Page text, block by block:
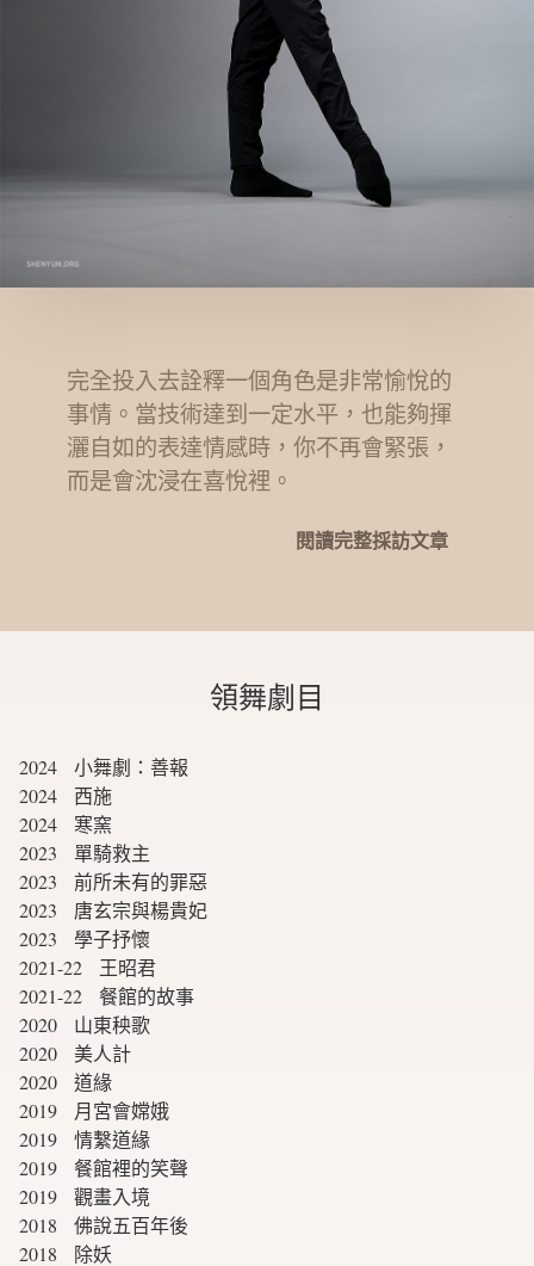
完全投入去詮釋一個角色是非常愉悅的
事情。當技術達到一定水平，也能夠揮
灑自如的表達情感時，你不再會緊張，
而是會沈浸在喜悅裡。
閱讀完整採訪文章
領舞劇目
2024 小舞劇：善報
2024 西施
2024 寒窯
2023 單騎救主
2023 前所未有的罪惡
2023 唐玄宗與楊貴妃
2023 學子抒懷
2021-22 王昭君
2021-22 餐館的故事
2020 山東秧歌
2020 美人計
2020 道緣
2019 月宮會嫦娥
2019 情繫道緣
2019 餐館裡的笑聲
2019 觀畫入境
2018 佛說五百年後
2018 除妖